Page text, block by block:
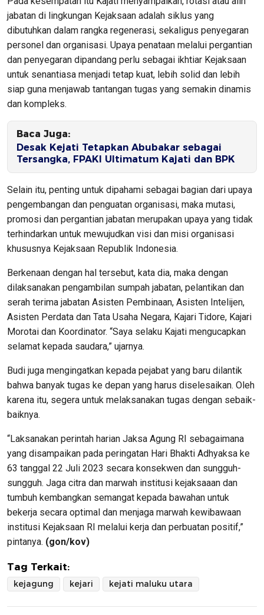
jabatan di lingkungan Kejaksaan adalah siklus yang
dibutuhkan dalam rangka regenerasi, sekaligus penyegaran
personel dan organisasi. Upaya penataan melalui pergantian
dan penyegaran dipandang perlu sebagai ikhtiar Kejaksaan
untuk senantiasa menjadi tetap kuat, lebih solid dan lebih
siap guna menjawab tantangan tugas yang semakin dinamis
dan kompleks.
Baca Juga:
Desak Kejati Tetapkan Abubakar sebagai
Tersangka, FPAKI Ultimatum Kajati dan BPK
Selain itu, penting untuk dipahami sebagai bagian dari upaya
pengembangan dan penguatan organisasi, maka mutasi,
promosi dan pergantian jabatan merupakan upaya yang tidak
terhindarkan untuk mewujudkan visi dan misi organisasi
khususnya Kejaksaan Republik Indonesia.
Berkenaan dengan hal tersebut, kata dia, maka dengan
dilaksanakan pengambilan sumpah jabatan, pelantikan dan
serah terima jabatan Asisten Pembinaan, Asisten Intelijen,
Asisten Perdata dan Tata Usaha Negara, Kajari Tidore, Kajari
Morotai dan Koordinator. “Saya selaku Kajati mengucapkan
selamat kepada saudara,” ujarnya.
Budi juga mengingatkan kepada pejabat yang baru dilantik
bahwa banyak tugas ke depan yang harus diselesaikan. Oleh
karena itu, segera untuk melaksanakan tugas dengan sebaik-
baiknya.
“Laksanakan perintah harian Jaksa Agung RI sebagaimana
yang disampaikan pada peringatan Hari Bhakti Adhyaksa ke
63 tanggal 22 Juli 2023 secara konsekwen dan sungguh-
sungguh. Jaga citra dan marwah institusi kejaksaaan dan
tumbuh kembangkan semangat kepada bawahan untuk
bekerja secara optimal dan menjaga marwah kewibawaan
institusi Kejaksaan RI melalui kerja dan perbuatan positif,”
pintanya. (gon/kov)
Tag Terkait:
kejagung kejari kejati maluku utara